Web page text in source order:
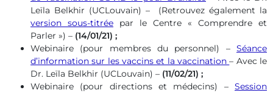
Leïla Belkhir (UCLouvain) – (Retrouvez également la
version sous-titrée par le Centre « Comprendre et
Parler ») – (14/01/21) ;
Webinaire (pour membres du personnel) – Séance
d’information sur les vaccins et la vaccination– Avec le
Dr. Leïla Belkhir (UCLouvain) – (11/02/21) ;
Webinaire (pour directions et médecins) – Session